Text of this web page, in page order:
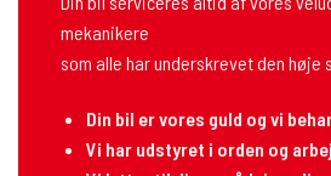
mekanikere
som alle har underskrevet den høje
Din bil er vores guld og vi
Vi har udstyret i orden og